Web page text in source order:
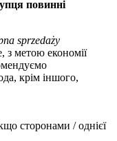
повинні
sprzedaży
з метою економії
крім іншого,
сторонами / однієї